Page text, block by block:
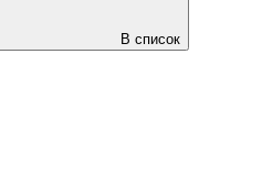
В список